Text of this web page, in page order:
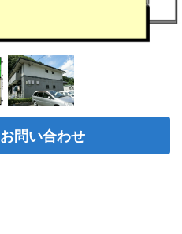
お問い合わせ